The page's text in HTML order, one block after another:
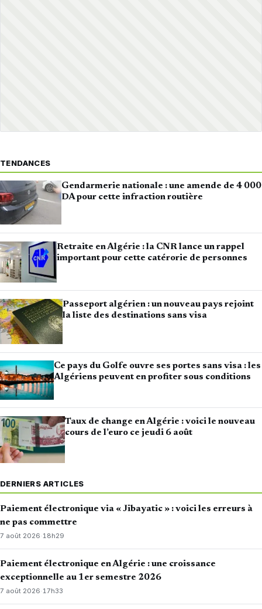
TENDANCES
Gendarmerie nationale : une amende de 4 000
DA pour cette infraction routière
Retraite en Algérie : la CNR lance un rappel
important pour cette catérorie de personnes
Passeport algérien : un nouveau pays rejoint
la liste des destinations sans visa
Ce pays du Golfe ouvre ses portes sans visa : les
Algériens peuvent en profiter sous conditions
Taux de change en Algérie : voici le nouveau
cours de l’euro ce jeudi 6 août
DERNIERS ARTICLES
Paiement électronique via « Jibayatic » : voici les erreurs à
ne pas commettre
7 août 2026·18h29
Paiement électronique en Algérie : une croissance
exceptionnelle au 1er semestre 2026
7 août 2026·17h33